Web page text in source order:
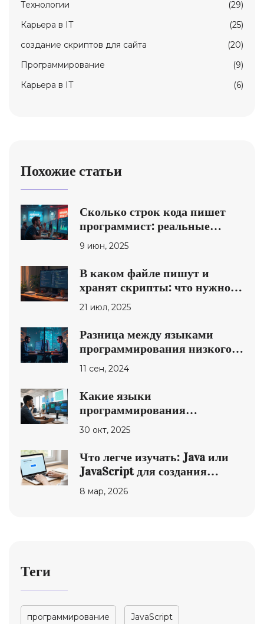
Технологии
(29)
Карьерa в IT
(25)
создание скриптов для сайта
(20)
Программирование
(9)
Карьера в IT
(6)
Похожие статьи
Сколько строк кода пишет
программист: реальные
цифры и что они значат
9 июн, 2025
В каком файле пишут и
хранят скрипты: что нужно
знать программисту
21 июл, 2025
Разница между языками
программирования низкого и
высокого уровня
11 сен, 2024
Какие языки
программирования
востребованы в США в 2025
30 окт, 2025
Что легче изучать: Java или
JavaScript для создания
скриптов для сайта?
8 мар, 2026
Теги
программирование JavaScript